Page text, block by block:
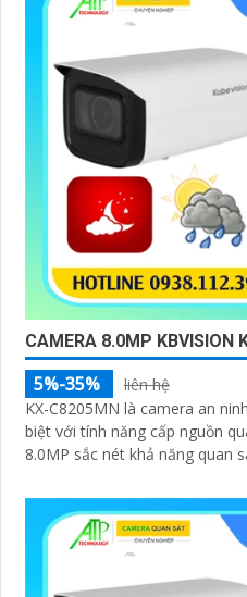
CAMERA 8.0MP KBVISION
5%-35%
liên hệ
KX-C8205MN là camera an
biệt với tính năng cấp nguồn qua cổng
8.0MP sắc nét khả năng quan